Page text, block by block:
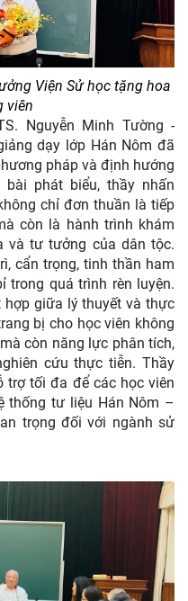
Viện Sử học tặng hoa
viên
Nguyễn Minh Tường -
dạy lớp Hán Nôm đã
pháp và định hướng
phát biểu, thầy nhấn
chỉ đơn thuần là tiếp
còn là hành trình khám
và tư tưởng của dân tộc.
cẩn trọng, tinh thần ham
trong quá trình rèn luyện.
giữa lý thuyết và thực
bị cho học viên không
còn năng lực phân tích,
cứu thực tiễn. Thầy
trợ tối đa để các học viên
thống tư liệu Hán Nôm –
trọng đối với ngành sử